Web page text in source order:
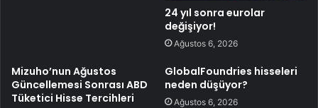
24 yıl sonra eurolar
değişiyor!
Ağustos 6, 2026
Mizuho’nun Ağustos
Güncellemesi Sonrası ABD
Tüketici Hisse Tercihleri
GlobalFoundries hisseleri
neden düşüyor?
Ağustos 6, 2026